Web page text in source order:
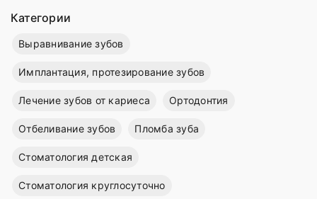
Категории
Выравнивание зубов
Имплантация, протезирование зубов
Лечение зубов от кариеса Ортодонтия
Отбеливание зубов Пломба зуба
Стоматология детская
Стоматология круглосуточно